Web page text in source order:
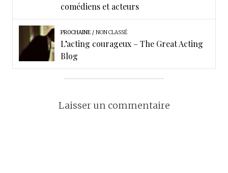
comédiens et acteurs
PROCHAINE NON CLASSÉ
L’acting courageux – The Great Acting
Blog
Laisser un commentaire